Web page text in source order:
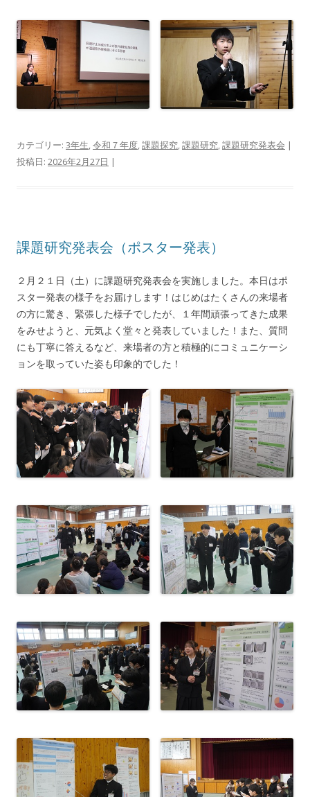
カテゴリー: 3年生,令和７年度,課題探究,課題研究,課題研究発表会 |
投稿日: 2026年2月27日 |
課題研究発表会（ポスター発表）
２月２１日（土）に課題研究発表会を実施しました。本日はポ
スター発表の様子をお届けします！はじめはたくさんの来場者
の方に驚き、緊張した様子でしたが、１年間頑張ってきた成果
をみせようと、元気よく堂々と発表していました！また、質問
にも丁寧に答えるなど、来場者の方と積極的にコミュニケーシ
ョンを取っていた姿も印象的でした！